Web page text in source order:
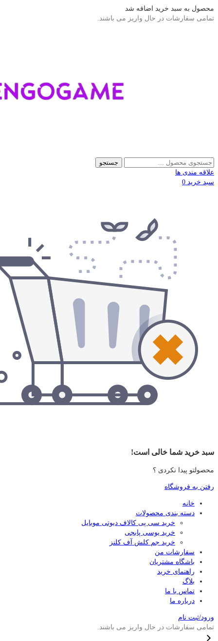
محصول به سبد خرید اضافه شد
تمامی سفارشات در حال واریز می باشند.
جستجو
علاقه مندی ها
سبد خرید 0
سبد خرید شما خالی است!
محصولتو پیدا نکردی ؟
رفتن به فروشگاه
خانه
دسته بندی محصولات
خرید سی پی کالاف دیوتی موبایل
خرید یوسی پابجی
خرید جم کلش آف کلنز
سفارشات من
باشگاه مشتریان
راهنمای خرید
بلاگ
تماس با ما
درباره ما
ورود/ثبت نام
تمامی سفارشات در حال واریز می باشند.